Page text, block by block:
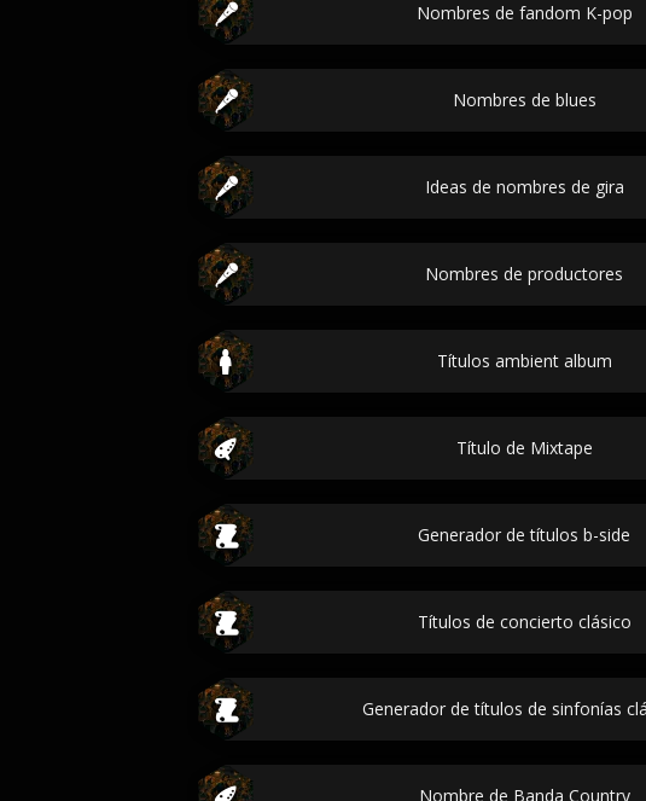
Nombres de fandom K-pop
Nombres de blues
Ideas de nombres de gira
Nombres de productores
Títulos ambient album
Título de Mixtape
Generador de títulos b-side
Títulos de concierto clásico
Generador de títulos de sinfonías
Nombre de Banda Country